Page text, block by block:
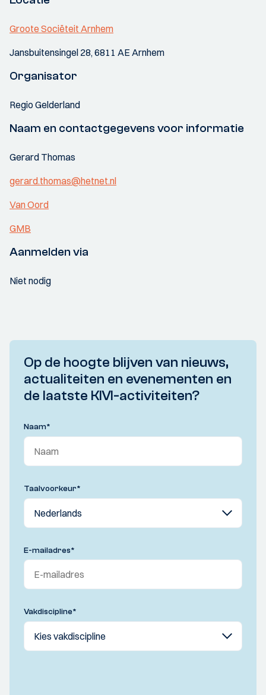
Groote Sociëteit Arnhem
Jansbuitensingel 28, 6811 AE Arnhem
Organisator
Regio Gelderland
Naam en contactgegevens voor informatie
Gerard Thomas
gerard.thomas@hetnet.nl
Van Oord
GMB
Aanmelden via
Niet nodig
Op de hoogte blijven van nieuws,
actualiteiten en evenementen en
de laatste KIVI-activiteiten?
Naam*
Taalvoorkeur*
E-mailadres*
Vakdiscipline*